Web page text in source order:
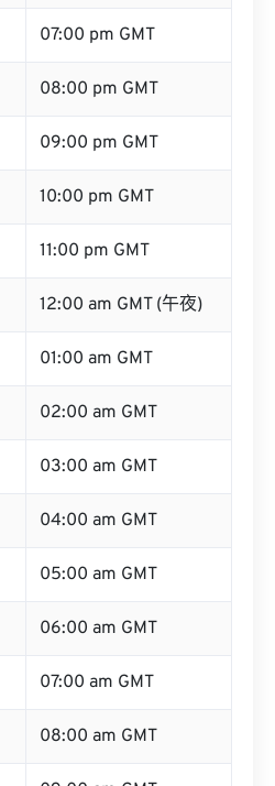
07:00 pm GMT
08:00 pm GMT
09:00 pm GMT
10:00 pm GMT
11:00 pm GMT
12:00 am GMT (午夜)
01:00 am GMT
02:00 am GMT
03:00 am GMT
04:00 am GMT
05:00 am GMT
06:00 am GMT
07:00 am GMT
08:00 am GMT